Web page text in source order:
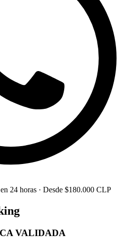
24 horas · Desde $180.000 CLP
VALIDADA